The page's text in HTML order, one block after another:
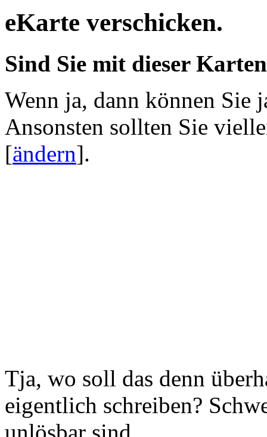
eKarte verschicken.
Sind Sie mit dieser
Wenn ja, dann können Sie
Ansonsten sollten Sie
[ändern].
Tja, wo soll das denn
eigentlich schreiben?
unlösbar sind.